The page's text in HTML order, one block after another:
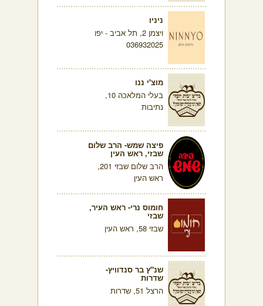
ניניו
ויצמן 2, תל אביב - יפו
036932025
מוצ'י ננו
בעלי המלאכה 10,
נתיבות
פיצה שמש- הרב שלום
שבזי, ראש העין
הרב שלום שבזי 201,
ראש העין
חומוס נרי- ראש העיר,
שבזי
שבזי 58, ראש העין
שנ"ץ בר סנדוויץ-
שדרות
הרצל 51, שדרות